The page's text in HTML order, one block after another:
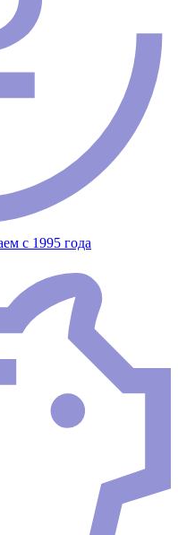
с 1995 года